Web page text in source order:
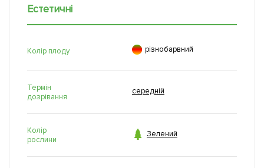
Естетичні
Колір плоду  рiзнобарвний
Термін
дозрівання
середній
Колір
рослини
 Зелений